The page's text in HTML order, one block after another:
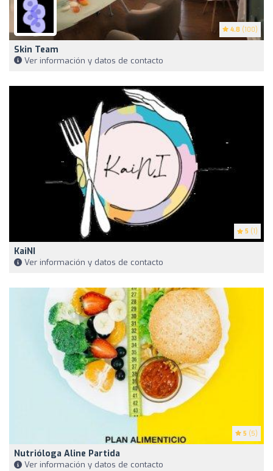
4.8 (100)
Skin Team
Ver información y datos de contacto
5 (1)
KaiNI
Ver información y datos de contacto
5 (5)
Nutrióloga Aline Partida
Ver información y datos de contacto